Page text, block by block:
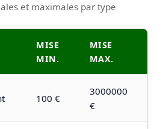
et maximales par type
MISE
MIN.
MISE
MAX.
100 €
3000000
€